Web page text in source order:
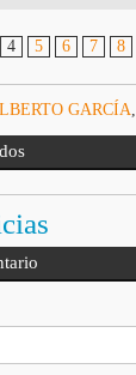
4 5 6 7 8
GARCÍA